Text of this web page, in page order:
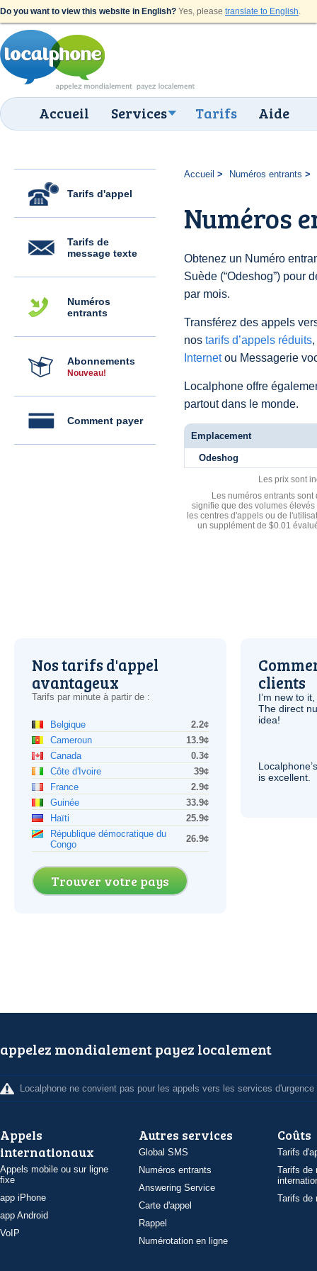
Do you want to view this website in English? Yes, please translate to English.
Accueil Services Tarifs Aide
Tarifs d'appel
Tarifs de
message texte
Numéros
entrants
Abonnements
Nouveau!
Comment payer
Accueil Numéros entrants
Numéros
Obtenez un Numéro
Suède (“Odeshog”) pour
par mois.
Transférez des appels
nos tarifs d’appels réduits
Internetou Messagerie
Localphone offre
partout dans le monde.
Emplacement
Odeshog
Les prix sont
Les numéros entrants
signifie que des volumes
les centres d'appels ou de
un supplément de $0.01
Nos tarifs d'appel
avantageux
Tarifs par minute à partir de :
Belgique
2.2¢
Cameroun
13.9¢
Canada
0.3¢
Côte d'Ivoire
39¢
France
2.9¢
Guinée
33.9¢
Haïti
25.9¢
République démocratique du
Congo
26.9¢
Trouver votre pays
clients
I’m new to
The direct
idea!
is excellent.
appelez mondialement payez localement
Localphone ne convient pas pour les appels vers les services d'urgence
Appels
internationaux
Appels mobile ou sur ligne
fixe
app iPhone
app Android
VoIP
Autres services
Global SMS
Numéros entrants
Answering Service
Carte d'appel
Rappel
Numérotation en ligne
Coûts
Tarifs
Tarifs de
Tarifs de